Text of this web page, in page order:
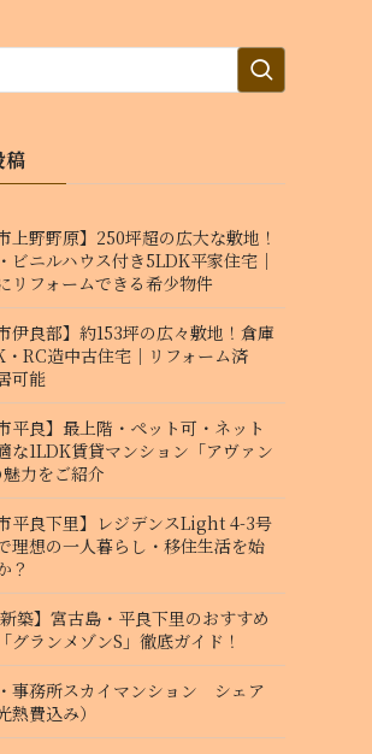
稿
上野野原】250坪超の広大な敷地！
ビニルハウス付き5LDK平家住宅｜
リフォームできる希少物件
伊良部】約153坪の広々敷地！倉庫
RC造中古住宅｜リフォーム済
可能
平良】最上階・ペット可・ネット
な1LDK賃貸マンション「アヴァン
魅力をご紹介
平良下里】レジデンスLight 4-3号
理想の一人暮らし・移住生活を始
？
新築】宮古島・平良下里のおすすめ
グランメゾンS」徹底ガイド！
事務所スカイマンション シェア
熱費込み）